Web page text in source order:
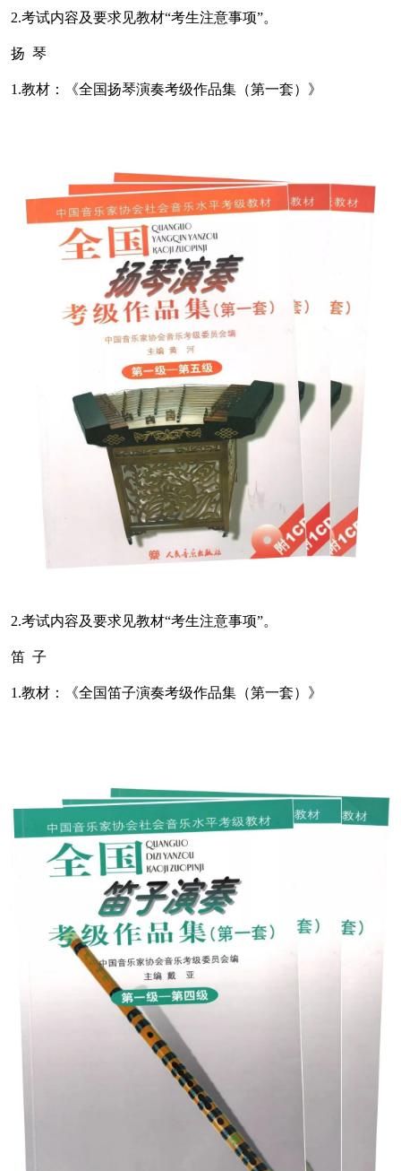
2.考试内容及要求见教材“考生注意事项”。
扬 琴
1.教材：《全国扬琴演奏考级作品集（第一套）》
2.考试内容及要求见教材“考生注意事项”。
笛 子
1.教材：《全国笛子演奏考级作品集（第一套）》